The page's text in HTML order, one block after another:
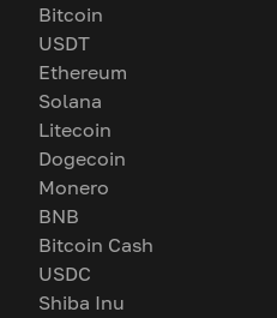
Bitcoin
USDT
Ethereum
Solana
Litecoin
Dogecoin
Monero
BNB
Bitcoin Cash
USDC
Shiba Inu